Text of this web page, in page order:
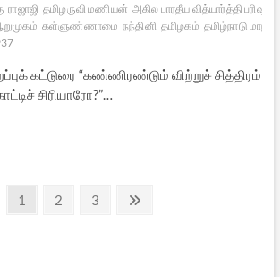
ராஜாஜி தமிழருவி மணியன் அகில பாரதீய வித்யார்த்தி பரிஷத்
கள்ளுண்ணாமை நந்தினி தமிழகம் தமிழ்நாடு
கட்டுரை “கண்ணிரண்டும் விற்றுச் சித்திரம்
சிரியாரோ?”…
Page
1 Page
2 Page
3
Next